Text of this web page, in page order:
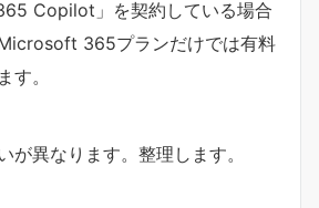
Copilot」を契約している場合
365プランだけでは有料
す。
が異なります。整理します。